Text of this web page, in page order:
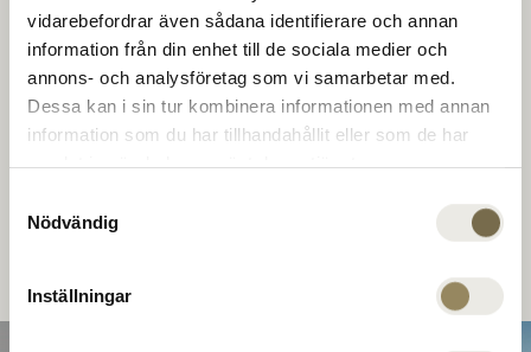
vidarebefordrar även sådana identifierare och annan
information från din enhet till de sociala medier och
annons- och analysföretag som vi samarbetar med.
Dessa kan i sin tur kombinera informationen med annan
information som du har tillhandahållit eller som de har
samlat in när du har använt deras tjänster.
Nödvändig
Inställningar
Med golfbanen som udgangspunkt i Bara, omgivet
af masser af muligheder for at investere i
livskvalitet. Bara vokser mere og mere med flere
boliger, en galopbane, et nyt hotel og endnu flere